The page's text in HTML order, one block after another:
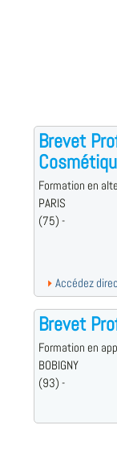
Brevet
Formation en
PARIS
(75) -
Accédez
Brevet
Formation en
BOBIGNY
(93) -